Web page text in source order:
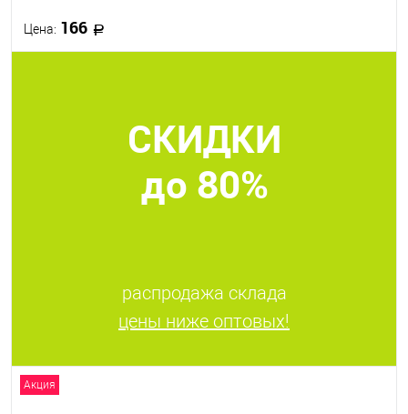
Цена: 166
В наличии
СКИДКИ
до 80%
распродажа склада
цены ниже оптовых!
Акция